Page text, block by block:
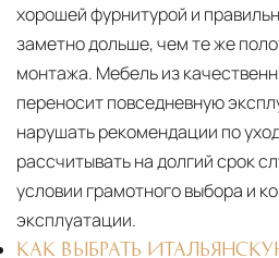
хорошей фурнитурой и
заметно дольше, чем те же
монтажа. Мебель из
переносит повседневную
нарушать рекомендации по
рассчитывать на долгий срок
условии грамотного выбора и
эксплуатации.
КАК ВЫБРАТЬ